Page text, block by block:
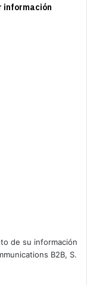
información
de su información
B2B, S.